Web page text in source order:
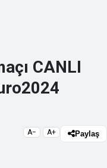
CANLI
A− A+ Paylaş